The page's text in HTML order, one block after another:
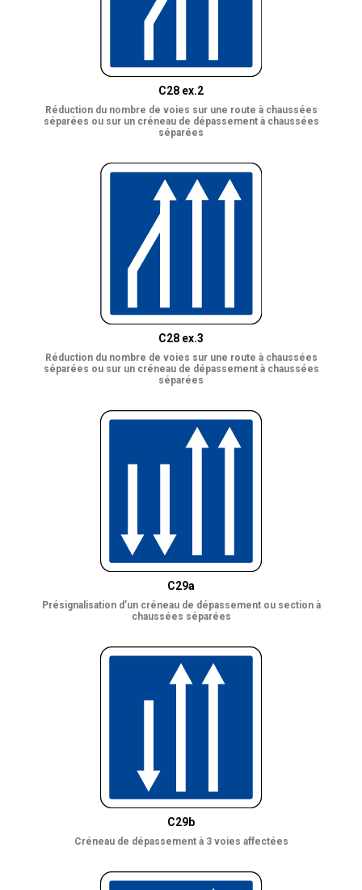
C28 ex.2
Réduction du nombre de voies sur une route à chaussées
séparées ou sur un créneau de dépassement à chaussées
séparées
C28 ex.3
Réduction du nombre de voies sur une route à chaussées
séparées ou sur un créneau de dépassement à chaussées
séparées
C29a
Présignalisation d’un créneau de dépassement ou section à
chaussées séparées
C29b
Créneau de dépassement à 3 voies affectées